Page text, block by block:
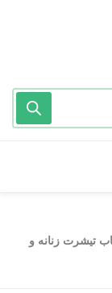
تیشرت زنانه و